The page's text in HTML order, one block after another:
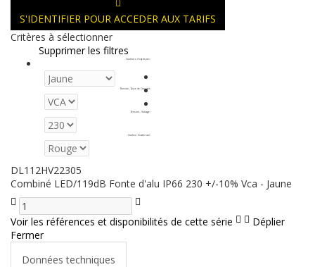
S'IDENTIFIER POUR ACCEDER AUX TARIFS
Critères à sélectionner
Supprimer les filtres
Couleurs d'optiques :
Tension - Type de Courant :
Tension - Voltage :
Couleur (matériau) :
DL112HV22305
Combiné LED/119dB Fonte d'alu IP66 230 +/-10% Vca - Jaune
Voir les références et disponibilités de cette série
Déplier
Fermer
Données techniques